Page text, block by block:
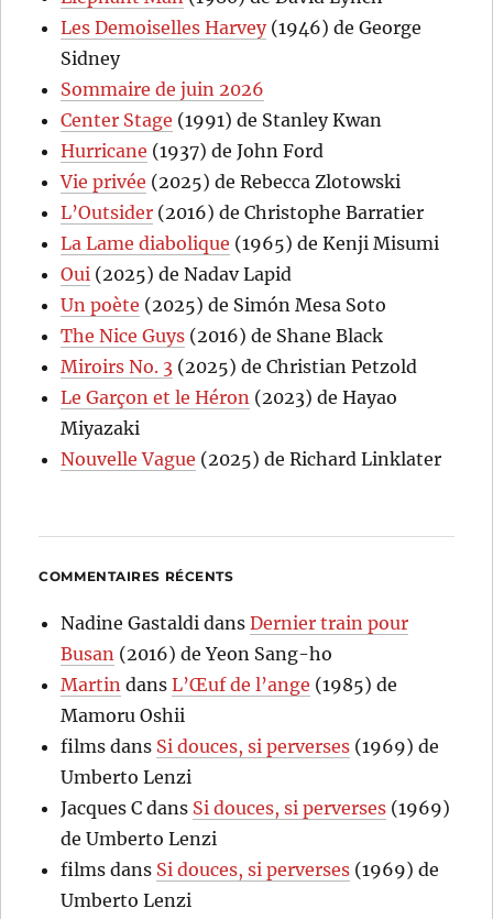
Les Demoiselles Harvey(1946) de George
Sidney
Sommaire de juin 2026
Center Stage (1991) de Stanley Kwan
Hurricane (1937) de John Ford
Vie privée (2025) de Rebecca Zlotowski
L’Outsider (2016) de Christophe Barratier
La Lame diabolique (1965) de Kenji Misumi
Oui (2025) de Nadav Lapid
Un poète (2025) de Simón Mesa Soto
The Nice Guys (2016) de Shane Black
Miroirs No. 3 (2025) de Christian Petzold
Le Garçon et le Héron (2023) de Hayao
Miyazaki
Nouvelle Vague (2025) de Richard Linklater
COMMENTAIRES RÉCENTS
Nadine Gastaldi dansDernier train pour
Busan (2016) de Yeon Sang-ho
Martin dansL’Œuf de l’ange (1985) de
Mamoru Oshii
films dans Si douces, si perverses (1969) de
Umberto Lenzi
Jacques C dans Si douces, si perverses (1969)
de Umberto Lenzi
films dans Si douces, si perverses (1969) de
Umberto Lenzi